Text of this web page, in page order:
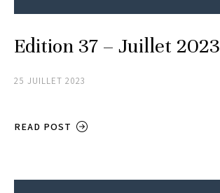
Edition 37 – Juillet 2023
25 JUILLET 2023
READ POST